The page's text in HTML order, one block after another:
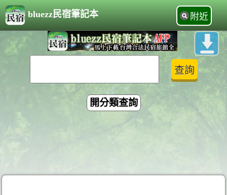
bluezz民宿筆記本 附近
開分類查詢